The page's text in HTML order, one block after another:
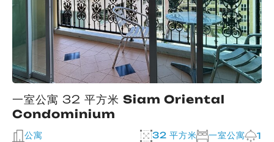
一室公寓 32 平方米 Siam Oriental
Condominium
公寓 32 平方米 一室公寓 1